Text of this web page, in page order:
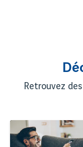
Retrouvez